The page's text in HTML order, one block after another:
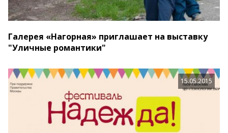
Галерея «Нагорная» приглашает на выставку
"Уличные романтики"
15.05.2015